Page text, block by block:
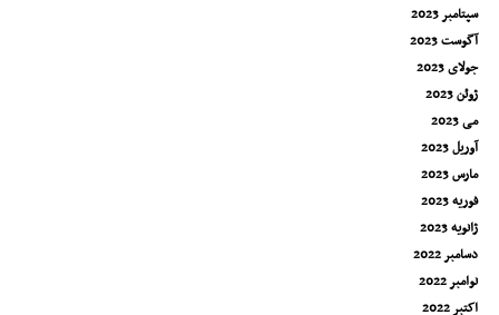
سپتامبر 2023
آگوست 2023
جولای 2023
ژوئن 2023
می 2023
آوریل 2023
مارس 2023
فوریه 2023
ژانویه 2023
دسامبر 2022
نوامبر 2022
اکتبر 2022